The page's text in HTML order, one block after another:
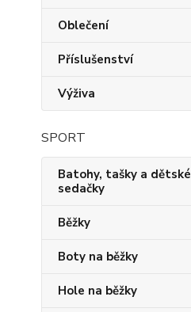
Oblečení
Příslušenství
Výživa
SPORT
Batohy, tašky a dětské
sedačky
Běžky
Boty na běžky
Hole na běžky